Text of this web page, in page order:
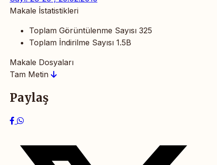
Makale İstatistikleri
Toplam Görüntülenme Sayısı 325
Toplam İndirilme Sayısı 1.5B
Makale Dosyaları
Tam Metin
Paylaş